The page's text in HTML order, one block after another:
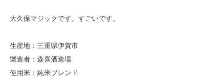
大久保マジックです。すごいです。
生産地：三重県伊賀市
製造者：森喜酒造場
使用米：純米ブレンド